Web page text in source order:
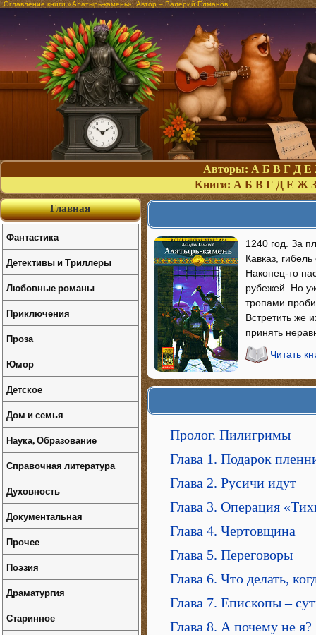
Оглавление книги «Алатырь-камень». Автор – Валерий Елманов
Авторы: А Б В Г Д Е
Книги: А Б В Г Д Е Ж З
1240 год. За
Кавказ,
Наконец-то
рубежей. Но
тропами
Встретить же
принять
Читать
Пролог. Пилигримы
Глава 1. Подарок
Глава 2. Русичи идут
Глава 3. Операция
Глава 4. Чертовщина
Глава 5. Переговоры
Глава 6. Что делать,
Глава 7. Епископы –
Глава 8. А почему не я?
Главная
Фантастика
Детективы и Триллеры
Любовные романы
Приключения
Проза
Юмор
Детское
Дом и семья
Наука, Образование
Справочная литература
Духовность
Документальная
Прочее
Поэзия
Драматургия
Старинное